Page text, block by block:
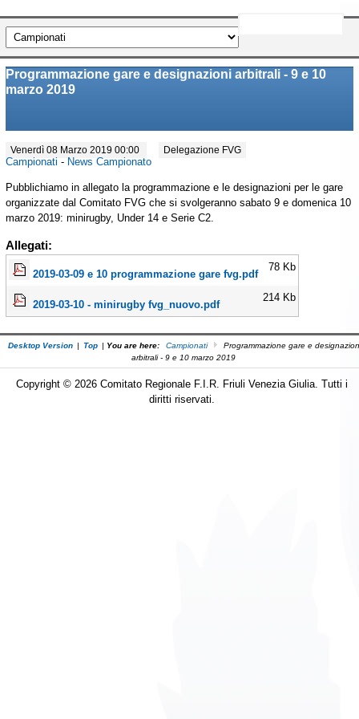
Programmazione gare e designazioni arbitrali - 9 e 10
marzo 2019
Venerdì 08 Marzo 2019 00:00 Delegazione FVG
Campionati - News Campionato
Pubblichiamo in allegato la programmazione e le designazioni per le gare
organizzate dal Comitato FVG che si svolgeranno sabato 9 e domenica 10
marzo 2019: minirugby, Under 14 e Serie C2.
Allegati:
2019-03-09 e 10 programmazione gare fvg.pdf
78 Kb
2019-03-10 - minirugby fvg_nuovo.pdf
214 Kb
Desktop Version | Top | You are here: Campionati
Programmazione gare e
arbitrali - 9 e 10 marzo 2019
Copyright © 2026 Comitato Regionale F.I.R. Friuli Venezia Giulia. Tutti i
diritti riservati.